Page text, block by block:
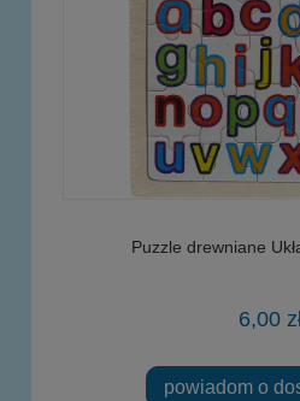
Puzzle drewniane
6,00
powiadom o